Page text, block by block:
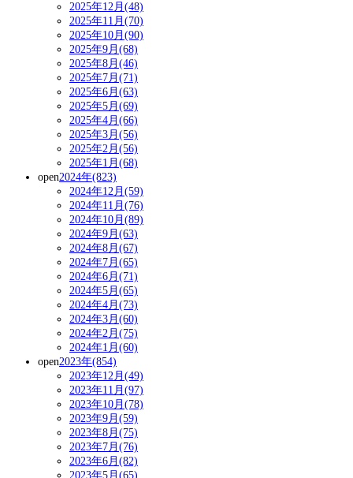
2025年12月(48)
2025年11月(70)
2025年10月(90)
2025年9月(68)
2025年8月(46)
2025年7月(71)
2025年6月(63)
2025年5月(69)
2025年4月(66)
2025年3月(56)
2025年2月(56)
2025年1月(68)
open2024年(823)
2024年12月(59)
2024年11月(76)
2024年10月(89)
2024年9月(63)
2024年8月(67)
2024年7月(65)
2024年6月(71)
2024年5月(65)
2024年4月(73)
2024年3月(60)
2024年2月(75)
2024年1月(60)
open2023年(854)
2023年12月(49)
2023年11月(97)
2023年10月(78)
2023年9月(59)
2023年8月(75)
2023年7月(76)
2023年6月(82)
2023年5月(65)